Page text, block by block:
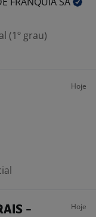
(1º grau)
Hoje
-
Hoje